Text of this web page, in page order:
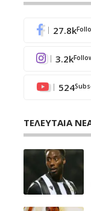
27.8k
3.2k
524
ΤΕΛΕΥΤΑΙΑ